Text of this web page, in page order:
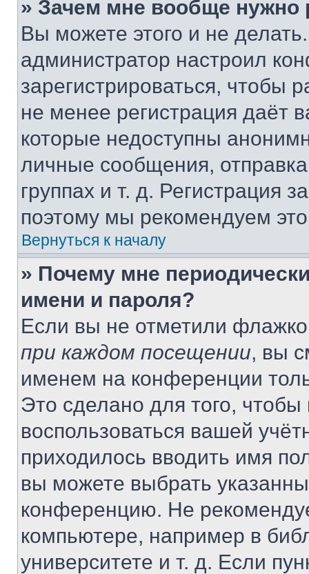
» Зачем мне вообще нужно
Вы можете этого и не
администратор настроил
зарегистрироваться, чтобы
не менее регистрация даёт
которые недоступны
личные сообщения,
группах и т. д. Регистрация
поэтому мы рекомендуем
Вернуться к началу
» Почему мне
имени и пароля?
Если вы не отметили
при каждом посещении, вы
именем на конференции
Это сделано для того, чтобы
воспользоваться вашей
приходилось вводить имя
вы можете выбрать
конференцию. Не
компьютере, например в
университете и т. д. Если